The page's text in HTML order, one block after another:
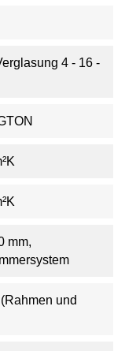
4 - 16 -
mm,
und